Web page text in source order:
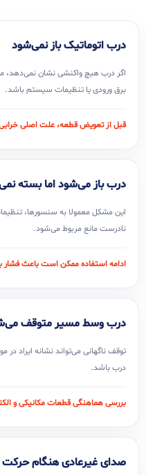
درب اتوماتیک باز نمی‌شود
اگر درب هیچ واکنشی نشان نمی‌دهد،
برق ورودی یا تنظیمات سیستم باشد.
قبل از تعویض قطعه، علت اصلی خرابی
درب باز می‌شود اما بسته
این مشکل معمولا به سنسورها،
نادرست مانع مربوط می‌شود.
ادامه استفاده ممکن است باعث
درب وسط مسیر متوقف
توقف ناگهانی می‌تواند نشانه ایراد در
درب باشد.
بررسی هماهنگی قطعات مکانیکی و
صدای غیرعادی هنگام حرکت